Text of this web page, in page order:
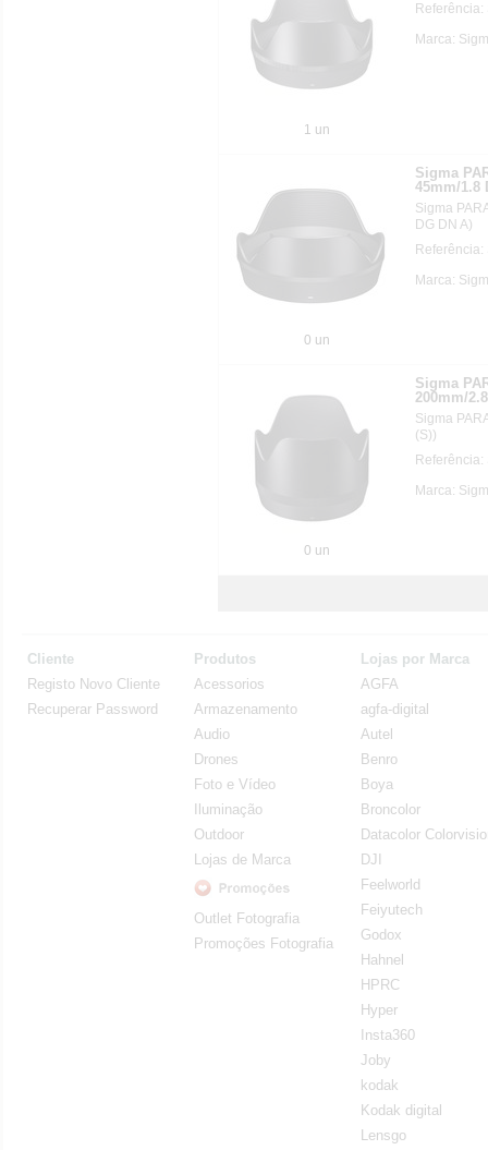
1 un
Marca:
0 un
Sigma
45mm/1.8
Sigma
DG DN A)
Marca:
0 un
Sigma
200mm/
Sigma
(S))
Marca:
Cliente
Registo Novo Cliente
Recuperar Password
Produtos
Acessorios
Armazenamento
Audio
Drones
Foto e Vídeo
Iluminação
Outdoor
Lojas de Marca
Outlet Fotografia
Promoções Fotografia
Lojas por Marca
AGFA
agfa-digital
Autel
Benro
Boya
Broncolor
Datacolor
DJI
Feelworld
Feiyutech
Godox
Hahnel
HPRC
Hyper
Insta360
Joby
kodak
Kodak digital
Lensgo